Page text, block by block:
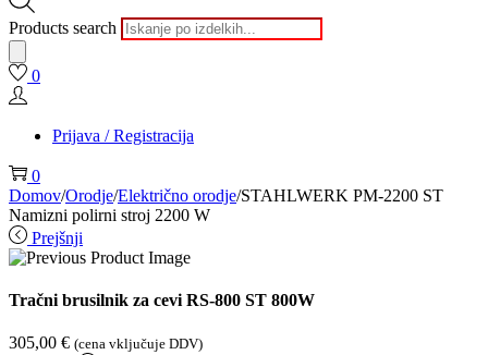
Products search
0
Prijava / Registracija
0
Domov/Orodje/Električno orodje/STAHLWERK PM-2200 ST
Namizni polirni stroj 2200 W
Prejšnji
Tračni brusilnik za cevi RS-800 ST 800W
305,00 € (cena vključuje DDV)